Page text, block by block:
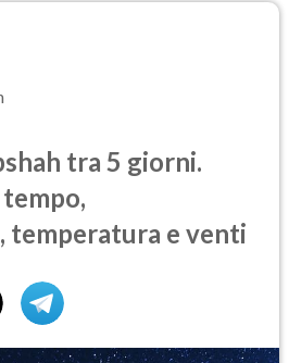
tra 5 giorni.
temperatura e venti